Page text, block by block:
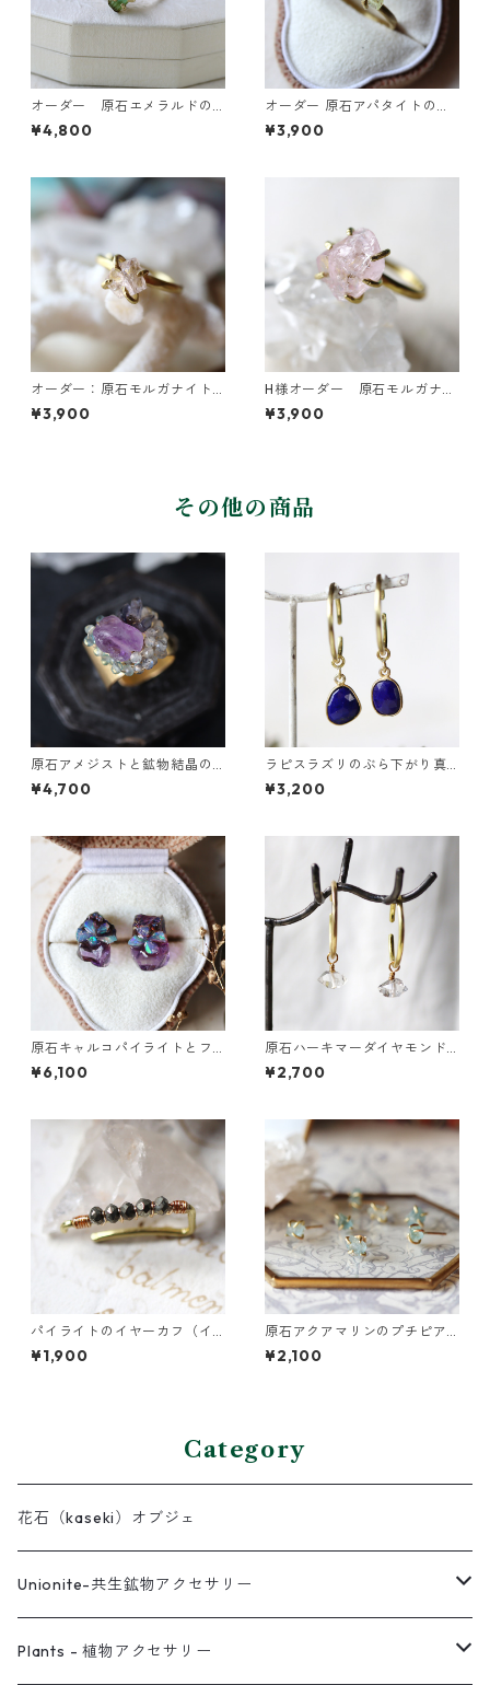
オーダー 原石エメラルドの
リング
¥4,800
オーダー 原石アパタイトのイ
ヤーカフ/リング
¥3,900
オーダー：原石モルガナイト
のイヤーカフ
¥3,900
H様オーダー 原石モルガナイ
トのイヤーカフ
¥3,900
その他の商品
原石アメジストと鉱物結晶の
真鍮幅広イヤーカフ
¥4,700
ラピスラズリのぶら下がり真
鍮イヤーカフ
¥3,200
原石キャルコパイライトとフ
ローライトのプチピアス
¥6,100
原石ハーキマーダイヤモンド
のぶら下がりイヤーカフ
¥2,700
パイライトのイヤーカフ（イ
ンダストリアル風）
¥1,900
原石アクアマリンのプチピア
ス（一粒/片方）
¥2,100
Category
花石（kaseki）オブジェ
Unionite-共生鉱物アクセサリー
ピアス
Plants - 植物アクセサリー